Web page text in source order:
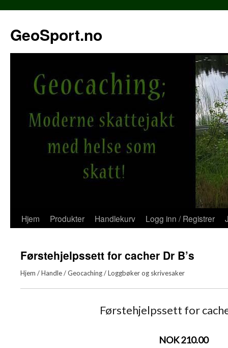
innhold
GeoSport.no
Hjem Produkter Handlekurv Logg inn / Registrer
Førstehjelpssett for cacher Dr B’s
Hjem /Handle/Geocaching/Loggbøker og skrivesaker
Førstehjelpssett for
NOK 210.00